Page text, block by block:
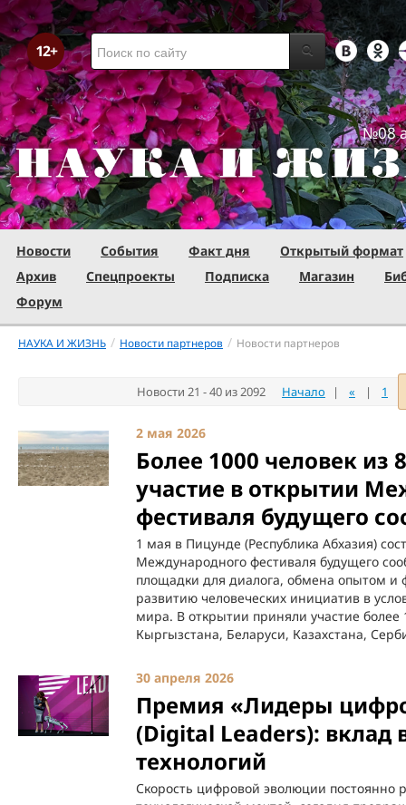
№08
Новости События Факт дня
Открытый формат
Архив
Спецпроекты Подписка Магазин
Форум
НАУКА И ЖИЗНЬ / Новости партнеров / Новости партнеров
Новости 21 - 40 из 2092 Начало | « | 1
2 мая 2026
Более 1000 человек из
участие в открытии
фестиваля будущего
1 мая в Пицунде (Республика Абхазия)
Международного фестиваля будущего
площадки для диалога, обмена опытом и
развитию человеческих инициатив в
мира. В открытии приняли участие более
Кыргызстана, Беларуси, Казахстана,
30 апреля 2026
Премия «Лидеры
(Digital Leaders): вклад
технологий
Скорость цифровой эволюции постоянно